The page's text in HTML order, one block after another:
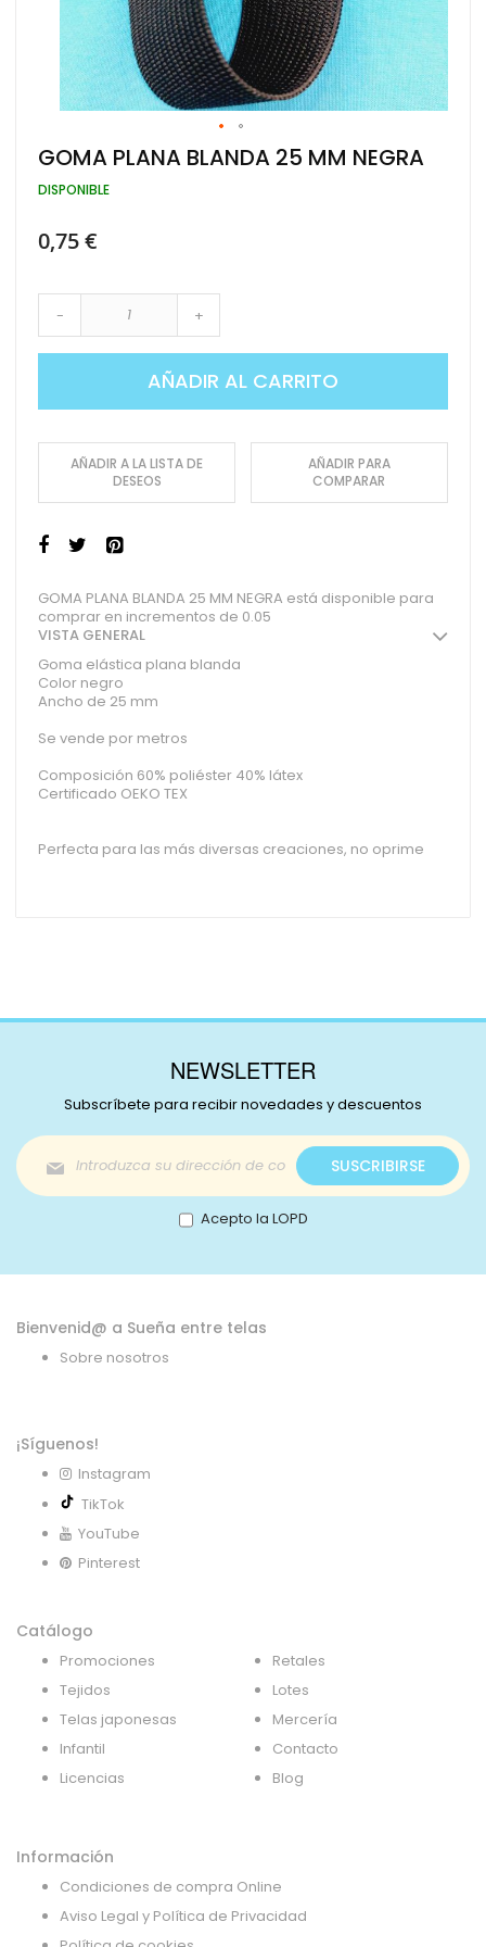
Saltar
al
comienzo
galería
GOMA PLANA BLANDA 25 MM NEGRA
DISPONIBLE
0,75 €
- +
AÑADIR AL CARRITO
AÑADIR A LA LISTA DE
DESEOS
AÑADIR PARA
COMPARAR
GOMA PLANA BLANDA 25 MM NEGRA está disponible para
comprar en incrementos de 0.05
VISTA GENERAL
Goma elástica plana blanda
Color negro
Ancho de 25 mm
Se vende por metros
Composición 60% poliéster 40% látex
Certificado OEKO TEX
Perfecta para las más diversas creaciones, no oprime
NEWSLETTER
Subscríbete para recibir novedades y descuentos
Inscríbase
a
nuestro
boletín
de
SUSCRIBIRSE
Acepto la LOPD
Bienvenid@ a Sueña entre telas
Sobre nosotros
¡Síguenos!
Instagram
TikTok
YouTube
Pinterest
Catálogo
Promociones
Tejidos
Telas japonesas
Infantil
Licencias
Retales
Lotes
Mercería
Contacto
Blog
Información
Condiciones de compra Online
Aviso Legal y Política de Privacidad